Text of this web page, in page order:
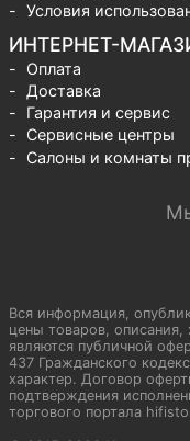
Условия
ИНТЕРНЕТ-
Оплата
Доставка
Гарантия и сервис
Сервисные центры
Салоны и комнаты
Вся информация,
цены товаров, описания,
являются публичной
437 Гражданского
характер. Договор
подтверждения
торгового портала